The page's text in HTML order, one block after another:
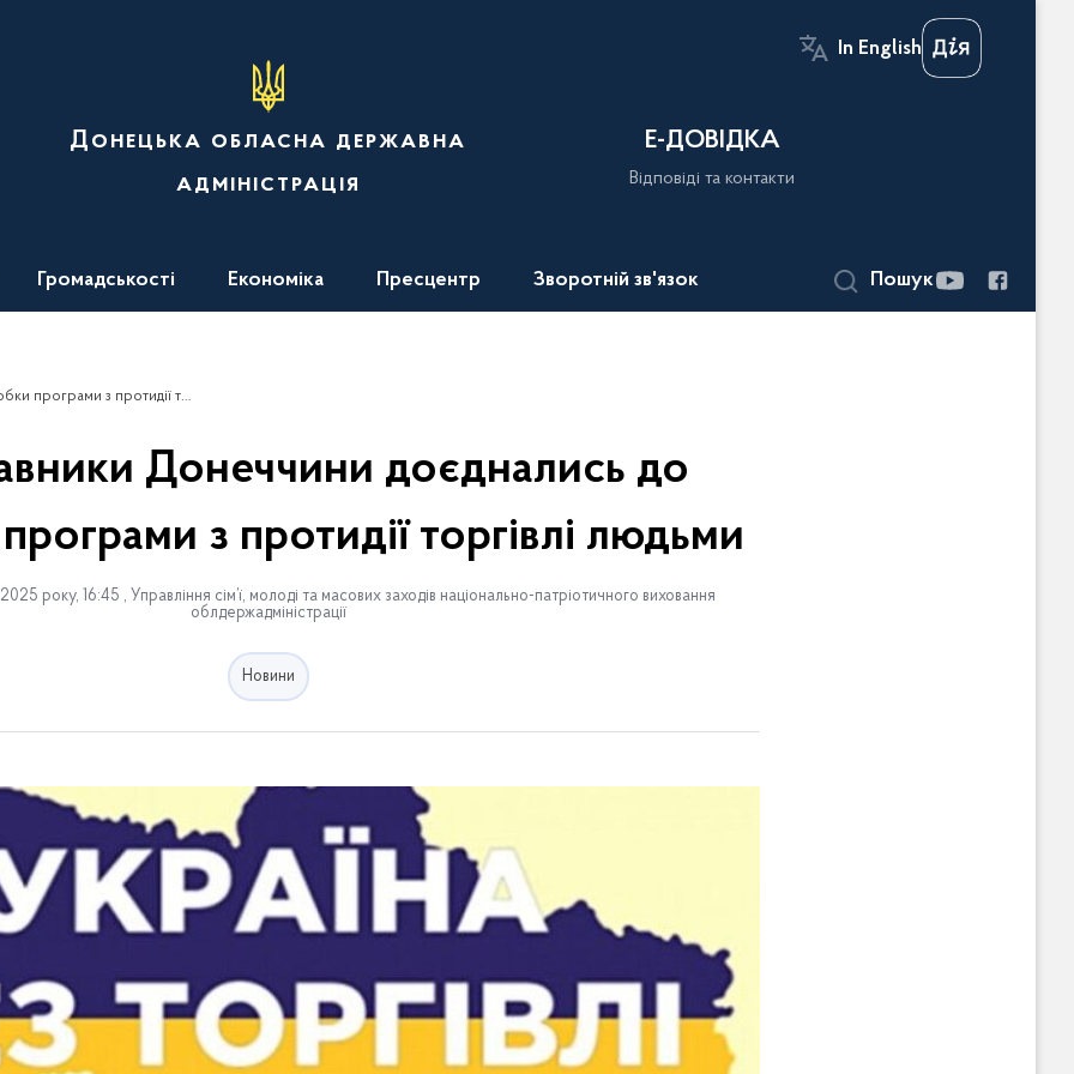
In English
Донецька обласна державна
адміністрація
Е-ДОВІДКА
Відповіді та контакти
Громадськості Економіка Пресцентр Зворотній зв'язок Пошук
з протидії торгівлі людьми
Донеччини доєднались до
з протидії торгівлі людьми
року, 16:45 , Управління сім’ї, молоді та масових заходів національно-патріотичного виховання
облдержадміністрації
Новини